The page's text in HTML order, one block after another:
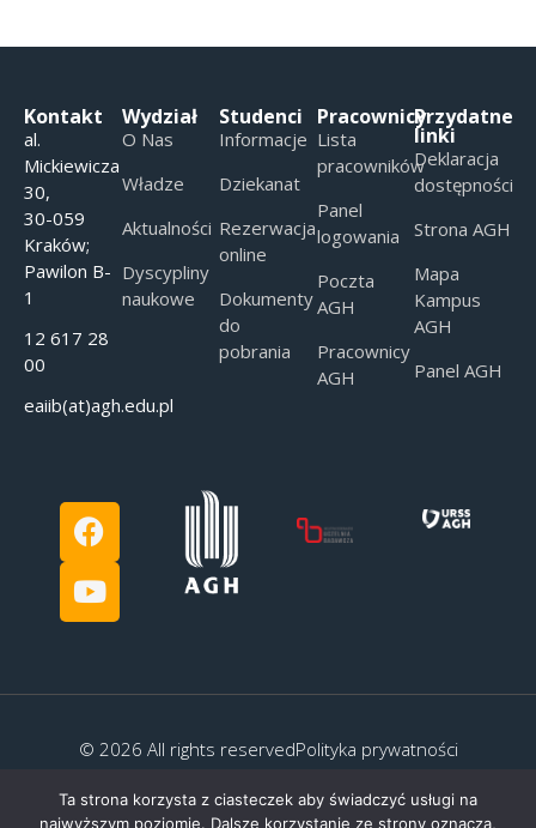
Kontakt
al.
Mickiewicza
30,
30-059
Kraków;
Pawilon B-
1
12 617 28
00
eaiib(at)agh.edu.pl
Wydział
O Nas
Władze
Aktualności
Dyscypliny
naukowe
Studenci
Informacje
Dziekanat
Rezerwacja
online
Dokumenty
do
pobrania
Pracownicy
Lista
pracowników
Panel
logowania
Poczta
AGH
Pracownicy
AGH
Przydatne
linki
Deklaracja
dostępności
Strona AGH
Mapa
Kampus
AGH
Panel AGH
© 2026 All rights reservedPolityka prywatności
Ta strona korzysta z ciasteczek aby świadczyć usługi na
najwyższym poziomie. Dalsze korzystanie ze strony oznacza,